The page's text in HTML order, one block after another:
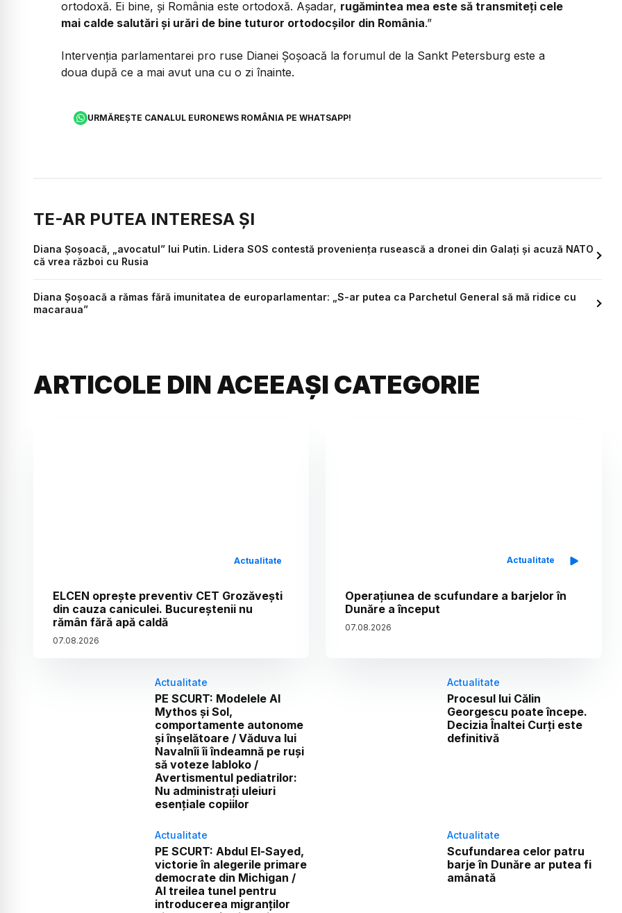
ortodoxă. Ei bine, și România este ortodoxă. Așadar, rugămintea mea este să transmiteți cele
mai calde salutări și urări de bine tuturor ortodocșilor din România.”
Intervenția parlamentarei pro ruse Dianei Șoșoacă la forumul de la Sankt Petersburg este a
doua după ce a mai avut una cu o zi înainte.
URMĂREȘTE CANALUL EURONEWS ROMÂNIA PE WHATSAPP!
TE-AR PUTEA INTERESA ȘI
Diana Șoșoacă, „avocatul” lui Putin. Lidera SOS contestă proveniența rusească a dronei din Galați și acuză NATO
că vrea război cu Rusia
Diana Șoșoacă a rămas fără imunitatea de europarlamentar: „S-ar putea ca Parchetul General să mă ridice cu
macaraua”
ARTICOLE DIN ACEEAȘI CATEGORIE
Actualitate
ELCEN oprește preventiv CET Grozăvești
din cauza caniculei. Bucureștenii nu
rămân fără apă caldă
07.08.2026
Actualitate
Operațiunea de scufundare a barjelor în
Dunăre a început
07.08.2026
Actualitate
PE SCURT: Modelele AI
Mythos și Sol,
comportamente autonome
și înșelătoare / Văduva lui
Navalnîi îi îndeamnă pe ruși
să voteze Iabloko /
Avertismentul pediatrilor:
Nu administrați uleiuri
esențiale copiilor
Actualitate
Procesul lui Călin
Georgescu poate începe.
Decizia Înaltei Curți este
definitivă
Actualitate
PE SCURT: Abdul El-Sayed,
victorie în alegerile primare
democrate din Michigan /
Al treilea tunel pentru
introducerea migranților
Actualitate
Scufundarea celor patru
barje în Dunăre ar putea fi
amânată